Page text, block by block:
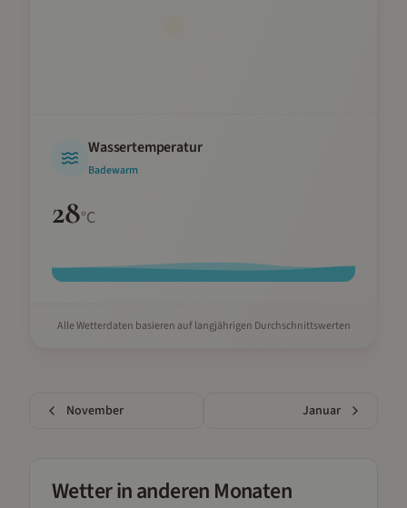
Wassertemperatur
Badewarm
28°C
Alle Wetterdaten basieren auf langjährigen Durchschnittswerten
November Januar
Wetter in anderen Monaten